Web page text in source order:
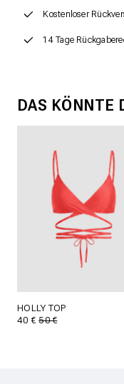
Kostenloser
14 Tage
DAS KÖNNTE
HOLLY TOP
40 €50 €